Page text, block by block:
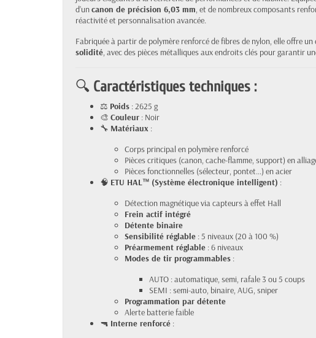
d’uncanon de précision 6,03 mm, et de nombreux composants
réactivité et personnalisation avancée.
Fabriquée à partir de polymère renforcé de fibres de nylon, elle offre
solidité, avec des pièces métalliques aux endroits clés pour garantir
🔍 Caractéristiques techniques :
⚖️ Poids : 2625 g
🎨 Couleur : Noir
🔧 Matériaux :
Corps principal en polymère renforcé
Pièces critiques (canon, cache-flamme, support) en
Pièces fonctionnelles (sélecteur, pontet…) en acier
🧠 ETU HAL™ (Système électronique intelligent) :
Détection magnétique via capteurs à effet Hall
Frein actif intégré
Détente binaire
Sensibilité réglable : 5 niveaux (20 à 100 %)
Préarmement réglable : 6 niveaux
Modes de tir programmables :
AUTO : automatique, semi, rafale 3 ou 5 coups
SEMI : semi-auto, binaire, AUG, sniper
Programmation par détente
Alerte batterie faible
🔫 Interne renforcé :